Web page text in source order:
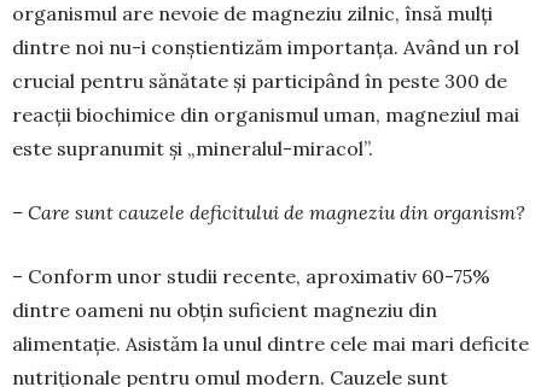
organismul are nevoie de magneziu zilnic, însă mulți
dintre noi nu-i conștientizăm importanța. Având un rol
crucial pentru sănătate și participând în peste 300 de
reacții biochimice din organismul uman, magneziul mai
este supranumit și „mineralul-miracol”.
– Care sunt cauzele deficitului de magneziu din organism?
– Conform unor studii recente, aproximativ 60-75%
dintre oameni nu obțin suficient magneziu din
alimentație. Asistăm la unul dintre cele mai mari deficite
nutriționale pentru omul modern. Cauzele sunt